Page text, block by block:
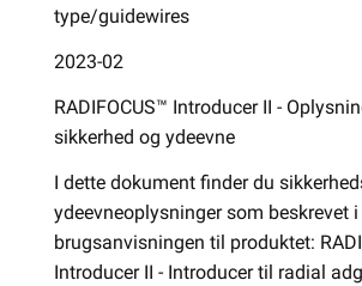
type/guidewires
2023-02
RADIFOCUS™ Introducer II -
sikkerhed og ydeevne
I dette dokument finder du
ydeevneoplysninger som beskrevet i
brugsanvisningen til produktet:
Introducer II - Introducer til radial